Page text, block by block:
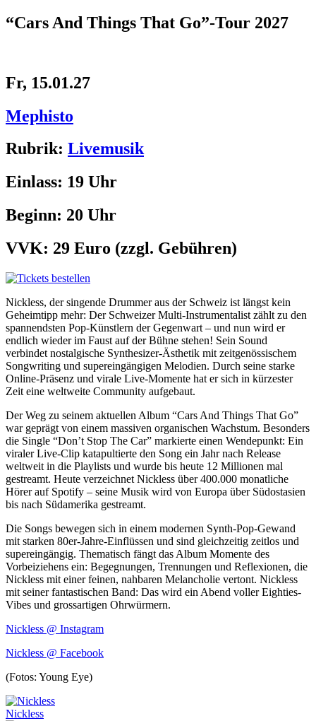
“Cars And Things That Go”-Tour 2027
Fr, 15.01.27
Mephisto
Rubrik: Livemusik
Einlass: 19 Uhr
Beginn: 20 Uhr
VVK: 29 Euro (zzgl. Gebühren)
Nickless, der singende Drummer aus der Schweiz ist längst kein
Geheimtipp mehr: Der Schweizer Multi-Instrumentalist zählt zu den
spannendsten Pop-Künstlern der Gegenwart – und nun wird er
endlich wieder im Faust auf der Bühne stehen! Sein Sound
verbindet nostalgische Synthesizer-Ästhetik mit zeitgenössischem
Songwriting und supereingängigen Melodien. Durch seine starke
Online-Präsenz und virale Live-Momente hat er sich in kürzester
Zeit eine weltweite Community aufgebaut.
Der Weg zu seinem aktuellen Album “Cars And Things That Go”
war geprägt von einem massiven organischen Wachstum. Besonders
die Single “Don’t Stop The Car” markierte einen Wendepunkt: Ein
viraler Live-Clip katapultierte den Song ein Jahr nach Release
weltweit in die Playlists und wurde bis heute 12 Millionen mal
gestreamt. Heute verzeichnet Nickless über 400.000 monatliche
Hörer auf Spotify – seine Musik wird von Europa über Südostasien
bis nach Südamerika gestreamt.
Die Songs bewegen sich in einem modernen Synth-Pop-Gewand
mit starken 80er-Jahre-Einflüssen und sind gleichzeitig zeitlos und
supereingängig. Thematisch fängt das Album Momente des
Vorbeiziehens ein: Begegnungen, Trennungen und Reflexionen, die
Nickless mit einer feinen, nahbaren Melancholie vertont. Nickless
mit seiner fantastischen Band: Das wird ein Abend voller Eighties-
Vibes und grossartigen Ohrwürmern.
Nickless @ Instagram
Nickless @ Facebook
(Fotos: Young Eye)
Nickless